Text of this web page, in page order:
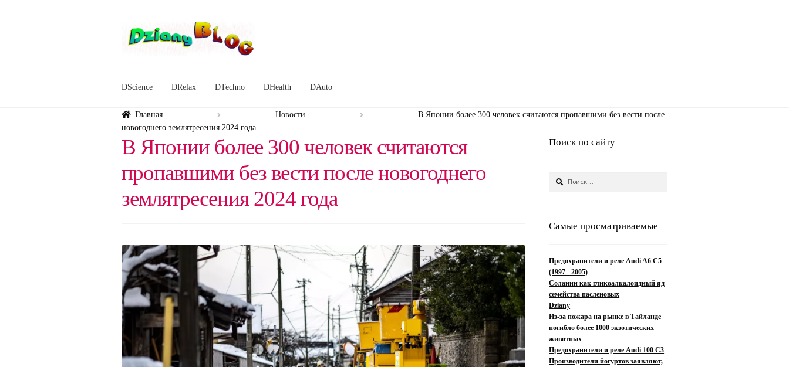
Перейти
Перейти
DScience DRelax DTechno DHealth DAuto
Главная Новости
В Японии более 300 человек считаются пропавшими без вести после
новогоднего землятресения 2024 года
В Японии более 300 человек считаются
пропавшими без вести после новогоднего
землятресения 2024 года
Поиск по сайту
Самые просматриваемые
Предохранители и реле Audi A6 C5
(1997 - 2005)
Соланин как гликоалкалоидный яд
семейства пасленовых
Dziany
Из-за пожара на рынке в Тайланде
погибло более 1000 экзотических
животных
Предохранители и реле Audi 100 C3
Производители йогуртов заявляют,